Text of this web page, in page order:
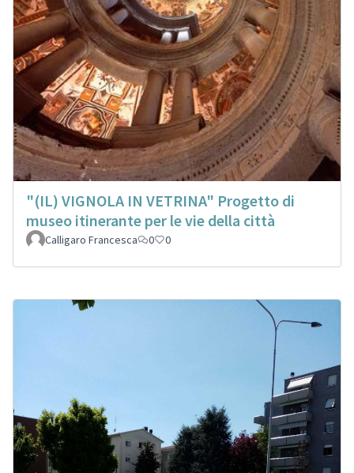
"(IL) VIGNOLA IN VETRINA" Progetto di
museo itinerante per le vie della città
Calligaro Francesca 0 0